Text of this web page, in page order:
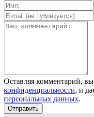
Оставляя комментарий, вы
конфиденциальности, и
персональных данных.